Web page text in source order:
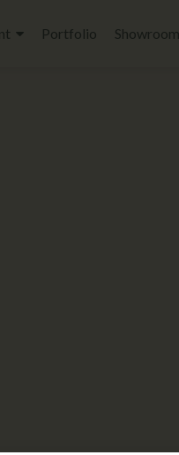
Portfolio Showroom